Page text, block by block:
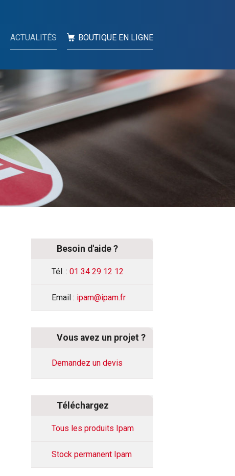
ACTUALITÉS BOUTIQUE EN LIGNE
Besoin d'aide ?
Tél. :01 34 29 12 12
Email : ipam@ipam.fr
Vous avez un projet ?
Demandez un devis
Téléchargez
Tous les produits Ipam
Stock permanent Ipam